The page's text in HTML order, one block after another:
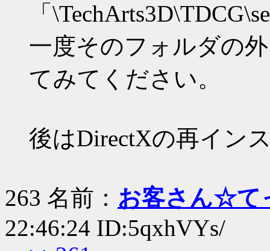
「
一度そのフォルダの
てみてください。
後はDirectXの再イン
263 名前： お客さん☆て
22:46:24 ID:5qxhVYs/